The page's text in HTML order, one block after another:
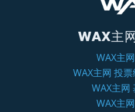
WAX主
WAX主
WAX主网 投
WAX主网
WAX主